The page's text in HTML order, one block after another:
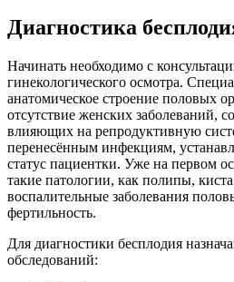
Диагностика
Начинать необходимо с
гинекологического осмотра.
анатомическое строение половых
отсутствие женских заболеваний,
влияющих на репродуктивную
перенесённым инфекциям,
статус пациентки. Уже на первом
такие патологии, как полипы,
воспалительные заболевания
фертильность.
Для диагностики бесплодия
обследований: